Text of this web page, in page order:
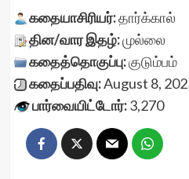
கதையாசிரியர்:தார்க்கால்
தின/வார இதழ்:முல்லை
கதைத்தொகுப்பு:குடும்பம்
கதைப்பதிவு:August 8,
பார்வையிட்டோர்:3,270